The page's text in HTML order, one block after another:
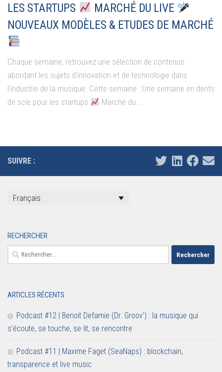
LES STARTUPS
MARCHÉ DU LIVE
NOUVEAUX MODÈLES & ETUDES DE MARCHÉ
Chaque semaine, retrouvez une sélection de contenus
abordant les sujets d’innovation et de technologie dans
l’industrie de la musique. Cette semaine : Une semaine en dents
de scie pour les startups
Marché du...
SUIVRE :
Français
RECHERCHER
Rechercher :
ARTICLES RÉCENTS
Podcast #12 | Benoit Defamie (Dr. Groov’) : la musique qui
s’écoute, se touche, se lit, se rencontre
Podcast #11 | Maxime Faget (SeaNaps) : blockchain,
transparence et live music